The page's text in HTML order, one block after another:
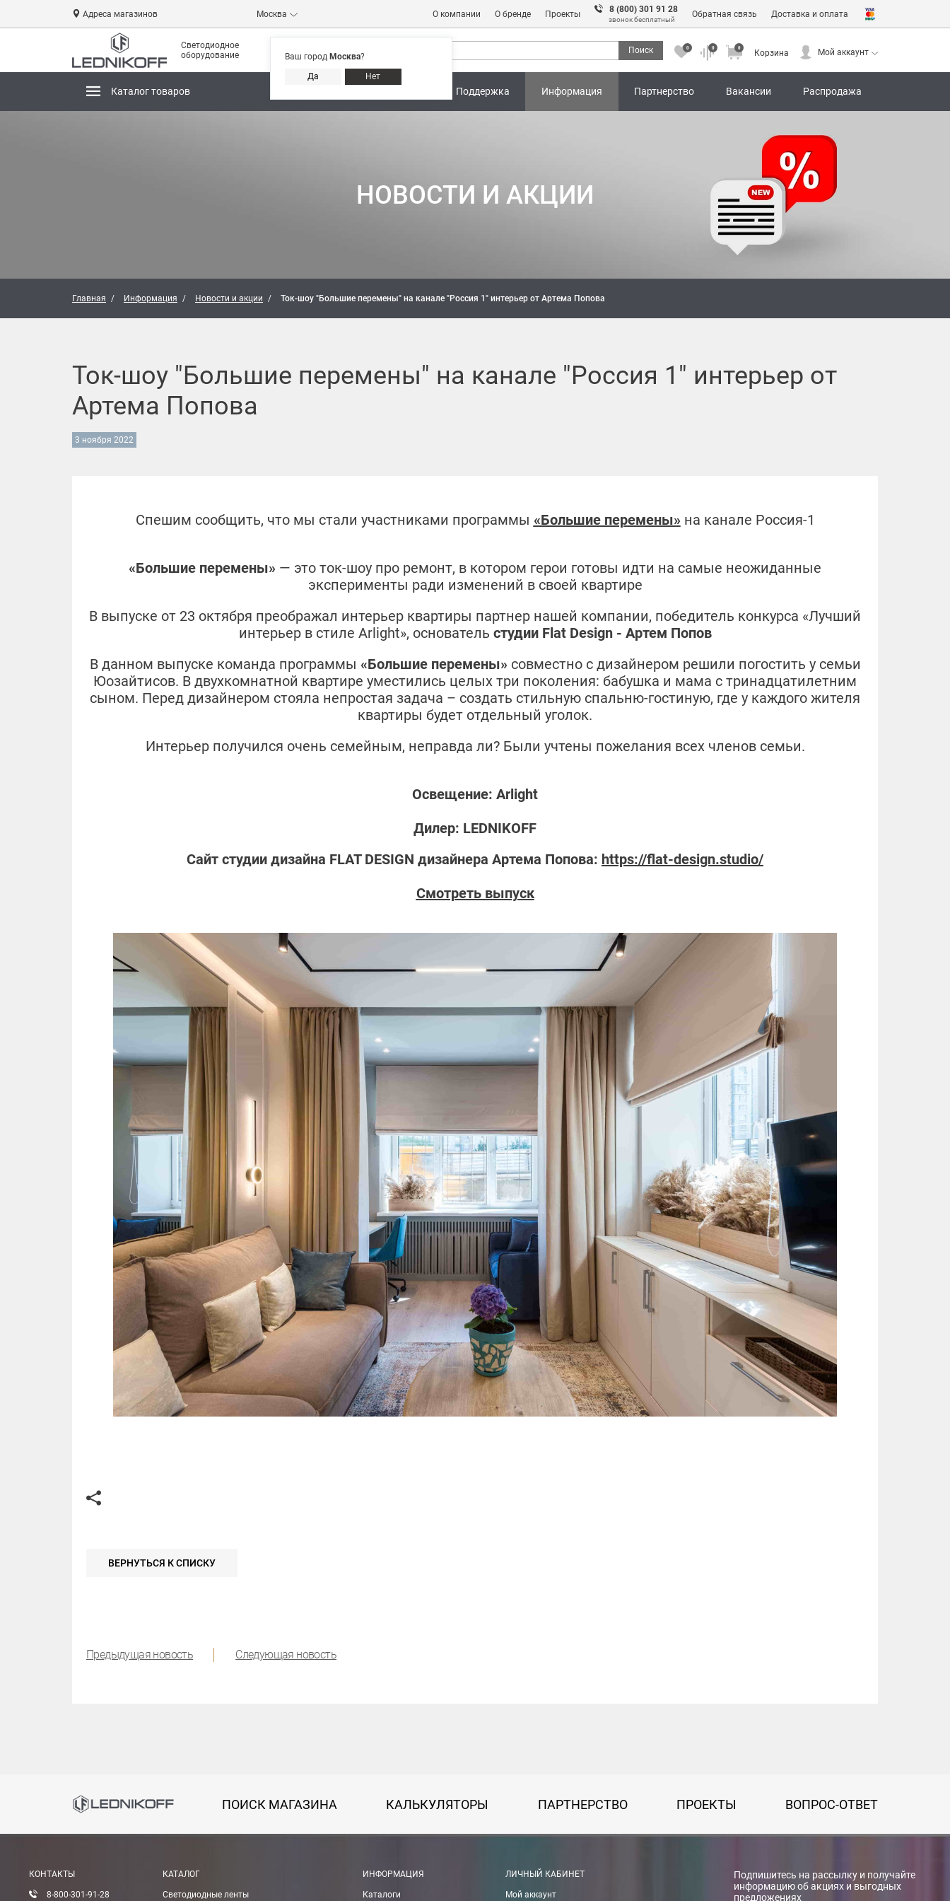
Адреса магазинов Москва
Ваш город Москва?
Да
Нет
О компании О бренде Проекты 8 (800) 301 91 28
звонок бесплатный
Обратная связь Доставка и оплата
Светодиодное
оборудование
Поиск 0 0 0
Корзина Мой аккаунт
Каталог товаров Поддержка Информация Партнерство Вакансии Распродажа
Адреса магазинов 8 (800) 301 91 28 Корзина Мой аккаунт
НОВОСТИ И АКЦИИ
Главная Информация Новости и акции Ток-шоу "Большие перемены" на канале "Россия 1" интерьер от Артема Попова
Ток-шоу "Большие перемены" на канале "Россия 1" интерьер от
Артема Попова
3 ноября 2022
Спешим сообщить, что мы стали участниками программы «Большие перемены» на канале Россия-1
«Большие перемены» — это ток-шоу про ремонт, в котором герои готовы идти на самые неожиданные
эксперименты ради изменений в своей квартире
В выпуске от 23 октября преображал интерьер квартиры партнер нашей компании, победитель конкурса «Лучший
интерьер в стиле Arlight», основатель студии Flat Design- Артем Попов
В данном выпуске команда программы «Большие перемены» совместно с дизайнером решили погостить у семьи
Юозайтисов. В двухкомнатной квартире уместились целых три поколения: бабушка и мама с тринадцатилетним
сыном. Перед дизайнером стояла непростая задача – создать стильную спальню-гостиную, где у каждого жителя
квартиры будет отдельный уголок.
Интерьер получился очень семейным, неправда ли? Были учтены пожелания всех членов семьи.
Освещение: Arlight
Дилер: LEDNIKOFF
Сайт студии дизайна FLAT DESIGN дизайнера Артема Попова: https://flat-design.studio/
Смотреть выпуск
ВЕРНУТЬСЯ К СПИСКУ
Предыдущая новость Следующая новость
ПОИСК МАГАЗИНА КАЛЬКУЛЯТОРЫ ПАРТНЕРСТВО ПРОЕКТЫ ВОПРОС-ОТВЕТ
КОНТАКТЫ
8-800-301-91-28
КАТАЛОГ
Светодиодные ленты
ИНФОРМАЦИЯ
Каталоги
ЛИЧНЫЙ КАБИНЕТ
Мой аккаунт
Подпишитесь на рассылку и получайте
информацию об акциях и выгодных
предложениях